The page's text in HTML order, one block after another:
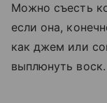
Можно съесть
если она,
как джем или
выплюнуть воск.